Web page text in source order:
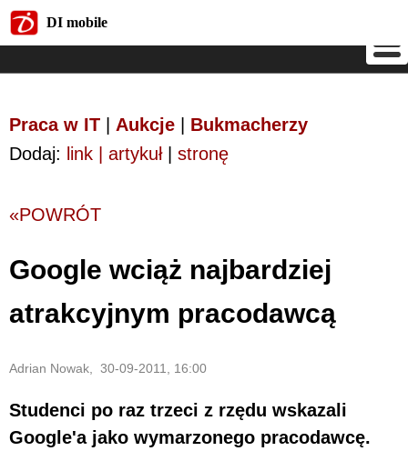
DI mobile
Praca w IT Aukcje
Bukmacherzy
Dodaj: link | artykuł| stronę
«POWRÓT
Google wciąż najbardziej
atrakcyjnym pracodawcą
Adrian Nowak, 30-09-2011, 16:00
Studenci po raz trzeci z rzędu wskazali
Google'a jako wymarzonego pracodawcę.
DI mobile